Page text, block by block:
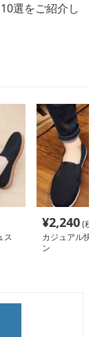
選をご紹介し
ス
¥2,240(税
カジュアル快
ン